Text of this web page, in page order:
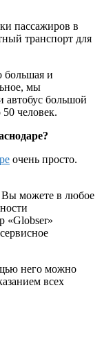
пассажиров в
транспорт для
большая и
мы
автобус большой
человек.
очень просто.
Вы можете в любое
«Globser»
него можно
всех